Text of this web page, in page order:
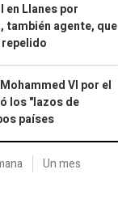
en Llanes por
también agente, que
VI por el
los "lazos de
países
Un mes